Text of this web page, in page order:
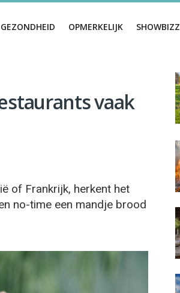
GEZONDHEID OPMERKELIJK SHOWBIZZ
vaak
of Frankrijk, herkent het
no-time een mandje brood